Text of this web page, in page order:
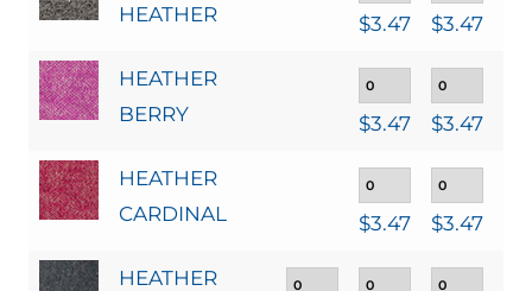
HEATHER
$3.47 $3.47
HEATHER
BERRY
$3.47 $3.47
HEATHER
CARDINAL
$3.47 $3.47
HEATHER